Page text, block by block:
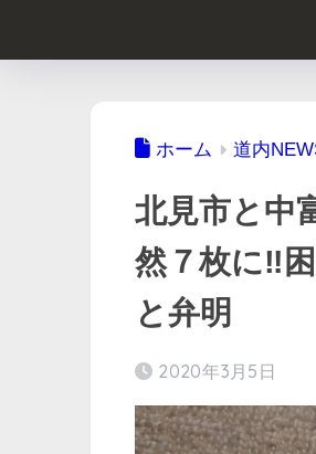
ホーム 道内
北見市と中
然７枚に‼︎
と弁明
2020年3月5日